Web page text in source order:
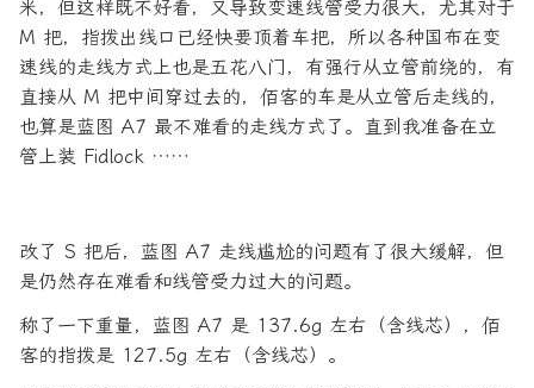
米，但这样既不好看，又导致变速线管受力很大，尤其对于
M 把，指拨出线口已经快要顶着车把，所以各种国布在变
速线的走线方式上也是五花八门，有强行从立管前绕的，有
直接从 M 把中间穿过去的，佰客的车是从立管后走线的，
也算是蓝图 A7 最不难看的走线方式了。直到我准备在立
管上装 Fidlock ……
改了 S 把后，蓝图 A7 走线尴尬的问题有了很大缓解，但
是仍然存在难看和线管受力过大的问题。
称了一下重量，蓝图 A7 是 137.6g 左右（含线芯），佰
客的指拨是 127.5g 左右（含线芯）。